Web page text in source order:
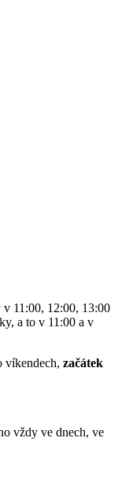
11:00, 12:00, 13:00
a to v 11:00 a v
víkendech, začátek
vždy ve dnech, ve